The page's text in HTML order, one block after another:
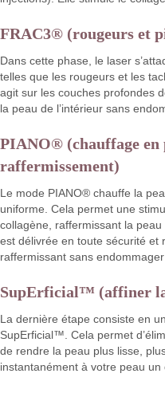
FRAC3® (rougeurs et
Dans cette phase, le laser
telles que les rougeurs et les
agit sur les couches profondes
la peau de l’intérieur sans
PIANO® (chauffage
raffermissement)
Le mode PIANO® chauffe la
uniforme. Cela permet une
collagène, raffermissant la
est délivrée en toute sécurité et
raffermissant sans
SupErficial™ (affiner
La dernière étape consiste en
SupErficial™. Cela permet
de rendre la peau plus lisse,
instantanément à votre peau